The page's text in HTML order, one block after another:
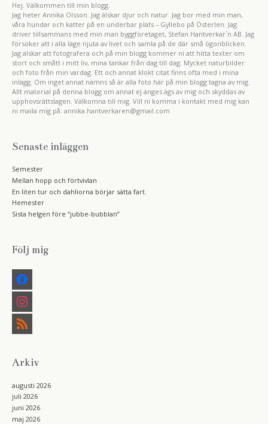
Hej. Välkommen till min blogg.
Jag heter Annika Olsson. Jag älskar djur och natur. Jag bor med min man,
våra hundar och katter på en underbar plats – Gyllebo på Österlen. Jag
driver tillsammans med min man byggföretaget, Stefan Hantverkar´n AB. Jag
försöker att i alla läge njuta av livet och samla på de där små ögonblicken.
Jag älskar att fotografera och på min blogg kommer ni att hitta texter om
stort och smått i mitt liv, mina tankar från dag till dag. Mycket naturbilder
och foto från min vardag. Ett och annat klokt citat finns ofta med i mina
inlägg. Om inget annat nämns så är alla foto här på min blogg tagna av mig.
Allt material på denna blogg om annat ej anges ägs av mig och skyddas av
upphovsrättslagen. Välkomna till mig. Vill ni komma i kontakt med mig kan
ni maila mig på: annika.hantverkaren@gmail.com
Senaste inläggen
Semester
Mellan hopp och förtvivlan
En liten tur och dahliorna börjar sätta fart.
Hemester
Sista helgen före ”jubbe-bubblan”
Följ mig
f
c
b
i
s
a
r
s
Arkiv
augusti 2026
juli 2026
juni 2026
maj 2026